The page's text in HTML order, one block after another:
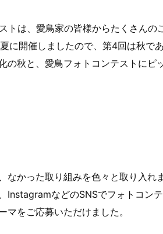
トは、愛鳥家の皆様からたくさんの
に開催しましたので、第4回は秋で
秋と、愛鳥フォトコンテストにピ
なかった取り組みを色々と取り入れ
などのSNSでフォトコン
をご応募いただけました。